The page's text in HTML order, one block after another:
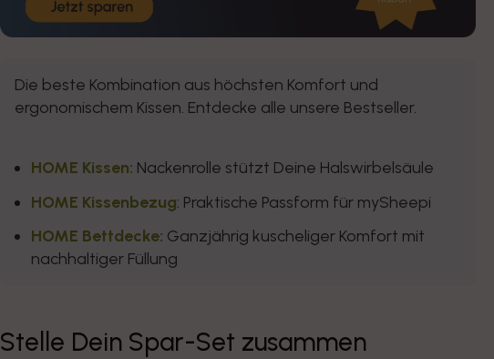
Die beste Kombination aus höchsten Komfort und
ergonomischem Kissen. Entdecke alle unsere Bestseller.
HOME Kissen: Nackenrolle stützt Deine Halswirbelsäule
HOME Kissenbezug: Praktische Passform für mySheepi
HOME Bettdecke: Ganzjährig kuscheliger Komfort mit
nachhaltiger Füllung
Stelle Dein Spar-Set zusammen